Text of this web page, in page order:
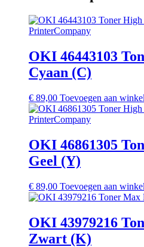
OKI 46443103
Cyaan (C)
€ 89,00 Toevoegen aan
OKI 46861305
Geel (Y)
€ 89,00 Toevoegen aan
OKI 43979216
Zwart (K)